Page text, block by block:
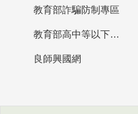
教育部詐騙防制專區
教育部高中等以下學校及幼兒園教師資格檢定考試
良師興國網